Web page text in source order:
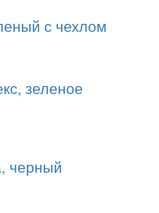
с чехлом
зеленое
черный